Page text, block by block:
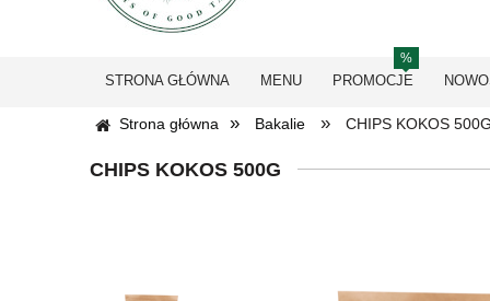
STRONA GŁÓWNA MENU PROMOCJE
Strona główna » Bakalie » CHIPS KOKOS
CHIPS KOKOS 500G